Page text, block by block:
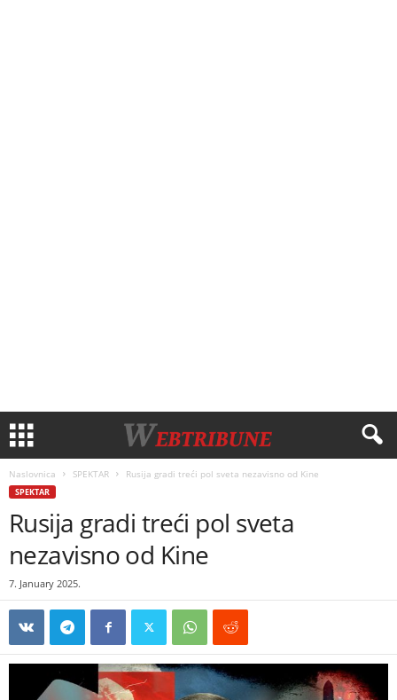
Naslovnica SPEKTAR Rusija gradi treći pol sveta nezavisno od Kine
SPEKTAR
Rusija gradi treći pol sveta
nezavisno od Kine
7. January 2025.